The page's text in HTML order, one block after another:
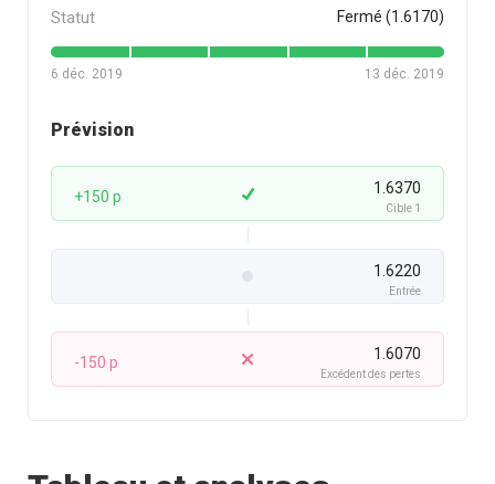
Statut Fermé (1.6170)
6 déc. 2019 13 déc. 2019
Prévision
+150 p 1.6370
Cible 1
1.6220
Entrée
-150 p 1.6070
Excédent des pertes